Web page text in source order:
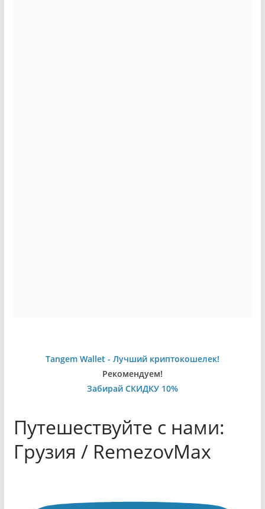
Tangem Wallet - Лучший криптокошелек!
Рекомендуем!
Забирай СКИДКУ 10%
Путешествуйте с нами:
Грузия / RemezovMax